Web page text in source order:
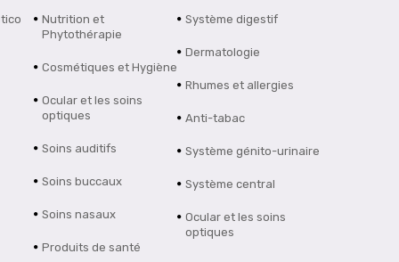
Nutrition et
Phytothérapie
Cosmétiques et Hygiène
Ocular et les soins
optiques
Soins auditifs
Soins buccaux
Soins nasaux
Produits de santé
Système digestif
Dermatologie
Rhumes et allergies
Anti-tabac
Système génito-urinaire
Système central
Ocular et les soins
optiques